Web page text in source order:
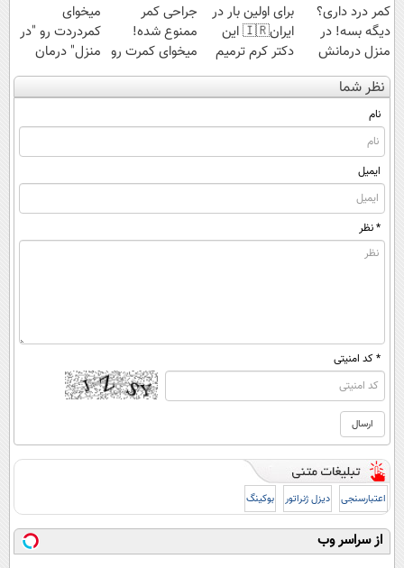
کمر درد داری؟
دیگه بسه! در
منزل درمانش
کن
(◀پرسش‌نامه)
برای اولین بار در
ایران🇮🇷 این
دکتر کرم ترمیم
کننده 23 روزه
ساخت!
جراحی کمر
ممنوع شده!
میخوای کمرت رو
در منزل درمان
کنی؟
میخوای
کمردردت رو "در
منزل" درمان
کنی؟ (◂فیلم +
◂پرسش‌نامه)
نظر شما
نام
ایمیل
* نظر
* کد امنیتی
اعتبارسنجی دیزل ژنراتور بوکینگ
از سراسر وب